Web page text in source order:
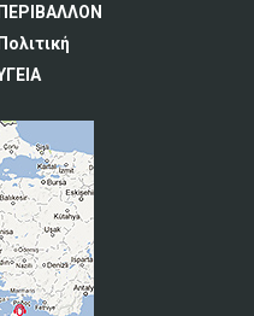
ΠΕΡΙΒΑΛΛΟΝ
Πολιτική